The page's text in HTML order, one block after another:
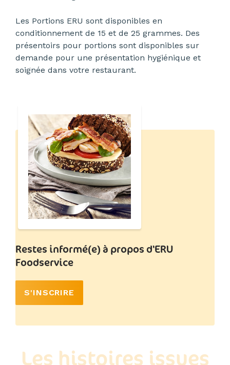
Les Portions ERU sont disponibles en
conditionnement de 15 et de 25 grammes. Des
présentoirs pour portions sont disponibles sur
demande pour une présentation hygiénique et
soignée dans votre restaurant.
Restes informé(e) à propos d'ERU
Foodservice
S'INSCRIRE
Les histoires issues